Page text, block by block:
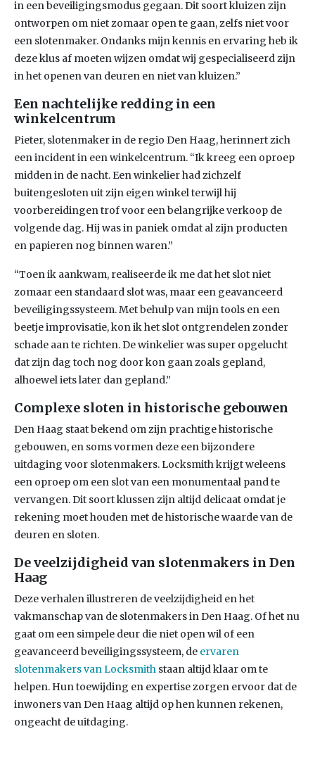
in een beveiligingsmodus gegaan. Dit soort kluizen zijn
ontworpen om niet zomaar open te gaan, zelfs niet voor
een slotenmaker. Ondanks mijn kennis en ervaring heb ik
deze klus af moeten wijzen omdat wij gespecialiseerd zijn
in het openen van deuren en niet van kluizen.”
Een nachtelijke redding in een
winkelcentrum
Pieter, slotenmaker in de regio Den Haag, herinnert zich
een incident in een winkelcentrum. “Ik kreeg een oproep
midden in de nacht. Een winkelier had zichzelf
buitengesloten uit zijn eigen winkel terwijl hij
voorbereidingen trof voor een belangrijke verkoop de
volgende dag. Hij was in paniek omdat al zijn producten
en papieren nog binnen waren.”
“Toen ik aankwam, realiseerde ik me dat het slot niet
zomaar een standaard slot was, maar een geavanceerd
beveiligingssysteem. Met behulp van mijn tools en een
beetje improvisatie, kon ik het slot ontgrendelen zonder
schade aan te richten. De winkelier was super opgelucht
dat zijn dag toch nog door kon gaan zoals gepland,
alhoewel iets later dan gepland.”
Complexe sloten in historische gebouwen
Den Haag staat bekend om zijn prachtige historische
gebouwen, en soms vormen deze een bijzondere
uitdaging voor slotenmakers. Locksmith krijgt weleens
een oproep om een slot van een monumentaal pand te
vervangen. Dit soort klussen zijn altijd delicaat omdat je
rekening moet houden met de historische waarde van de
deuren en sloten.
De veelzijdigheid van slotenmakers in Den
Haag
Deze verhalen illustreren de veelzijdigheid en het
vakmanschap van de slotenmakers in Den Haag. Of het nu
gaat om een simpele deur die niet open wil of een
geavanceerd beveiligingssysteem, de ervaren
slotenmakers van Locksmith staan altijd klaar om te
helpen. Hun toewijding en expertise zorgen ervoor dat de
inwoners van Den Haag altijd op hen kunnen rekenen,
ongeacht de uitdaging.